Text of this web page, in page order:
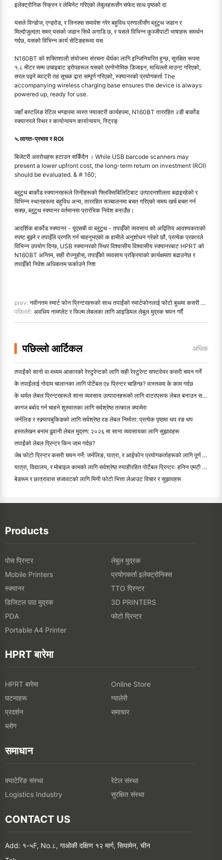
इलेक्ट्रोनिक स्क्रिन र लेमिनेट गरिएको लेबुलहरूसँग सफेद साथ पृष्ठको दा
यसले विन्डोज, एन्ड्रोड, र लिनक्स समावेश गरेर बहुविध प्रणालीसँग ब्लुटुथ जडान र
मिल्दोजुल्दता समर् यसको जडान सिधै अगाडि छ, र यसले विभिन्न कुञ्जीपाटी भाषाहरू समर्थन
गर्दछ, यसको विभिन्न कार्य सेटिङहरूमा यस
N160BT को शक्तिशाली संयोजना संरचना धैर्यका लागि इन्जिनियरित हुन्छ, सुरक्षित रूपमा
१.८ मीटर सम्म उचाइबाट ड्रोपहरूल यसको एरगोनोमिक डिजाइन, माथिल्लो माउन्ट गरिएको,
सरल पढ्ने ब्याट्री तह सूचक द्वारा सम्पूर्ण गरिएको, स्क्यानरको प्रयोगकर्ता The
accompanying wireless charging base ensures the device is always
powered up, ready for use.
जहाँ बस्टलिङ रेटिल भण्डारमा व्यस्त फ्याक्टरी कार्यहपमा, N160BT ताररहित २डी बार्कोड
स्क्यानरले स्थिर र कार्यान्वयन कार्यान्वयन, स्ट्रिङ्
५.लागत-प्रभाव र ROI
बिजेटरी अवरोधहरू हटाउन सकिँदैन । While USB barcode scanners may
present a lower upfront cost, the long-term return on investment (ROI)
should be evaluated. & # 160;
ब्लुटुथ बार्कोड स्क्यानरहरूले तिनीहरूको फ्लिक्सिबिलिटिबाट उत्पादनशीलता बढाइरहेको र
विभिन्न स्थानहरूमा बहुविध अन्य, ताररहित सञ्चालनमा बचत गरिएको समय खर्च बचत गर्न
सक्छ, ब्लुटुथ स्क्यानर वर्तमानमा प्रारंभिक निवेश बनाउँछ।
आदर्शिक बार्कोड स्क्यानर - यूएसबी वा ब्लुटुथ - तपाईँको व्यवसाय को अद्वितिय आवश्यकताको
स्पष्ट बुझ्ने र तपाईँले प्रगति गर्न चाहनुभएको क हामीले अनुशोधन गरेको छौं, प्रत्येक प्रकारले
विभिन्न उपयोग दिन्छ, USB स्क्यानरको स्थिर विश्वासीय विश्वासीय स्क्यानरबाट HPRT को
N160BT अन्तिम, सही रोज्नुहोस्, तपाईँको व्यवसाय प्रक्रियाको कार्यक्षमता बढाउनेछ र
तपाईँको निवेश अधिकतम फर्काउने निश
prev: नवीनतम स्मार्ट फोन प्रिन्टरहरूको साथ तपाईंको स्मार्टफोनलाई फोटो बुथमा कसरी परिवर्तन गर्ने
पछिल्लो: अवधिय नामप्लेट र फिल्म लेबलका लागि आइडियल लेबुल मुद्रक चयन गर्दै
पछिल्लो आर्टिकल अधिक
तपाईंको सानो वा मध्यम आकारको रेस्टुरेन्टको लागि सही रेस्टुरेन्ट सफ्टवेयर कसरी चयन गर्ने
के तपाईंलाई गोदाम चालानका लागि पोर्टेबल ए४ प्रिन्टर चाहिन्छ? वास्तवमा के काम गर्दछ
के थर्मल लेबल प्रिन्टरहरूले साना व्यवसाय उत्पादनहरूको लागि वाटरप्रूफ लेबल बनाउन सक्छन्?
कागज बर्बाद गर्न चाहने शुरुवातका लागि सर्वश्रेष्ठ तत्काल क्यामेरा
जर्नलिङ र स्क्र्यापबुकिङको लागि सर्वश्रेष्ठ रङ लेबल निर्माता: प्रत्येक पृष्ठमा थप रङ थप
हस्तलेखन बनाम ढुवानी लेबल मुद्रण: २०२६ मा साना व्यवसायका लागि सुझावहरू
तपाईंको लेबल प्रिन्टर किन जाम गर्दछ?
जेब फोटो प्रिन्टर कसरी चयन गर्ने: जर्नलिङ, यात्रा, र आईफोन प्रयोगकर्ताहरूको लागि पूर्ण गाइड
यात्रा, विद्यालय, र मोबाइल कामको लागि सर्वश्रेष्ठ स्याहीरहित पोर्टेबल प्रिन्टरः हनिन एमटी ६२० प्रो सम
बेडरूम र छात्रावास सजावटको लागि मिनी फोटो भित्ता लेआउट विचार र सुझावहरू
Products
पोस प्रिन्टर
लेबुल मुद्रक
Mobile Printers
प्रयोगकर्ता इलेक्ट्रोनिक्स
स्क्यानर
TTO प्रिन्टर
डिजिटल पाठ मुद्रक
3D PRINTERS
PDA
फोटो प्रिन्टर
Portable A4 Printer
HPRT बारेमा
HPRT बारेमा
Online Store
घटनाहरू
ग्यालेरी
प्रदर्शन
समाचार
ब्लोग
समाधान
क्याटेरिङ संस्था
रेटेल संस्था
Logistics Industry
सुरक्षित संस्था
CONTACT US
Add: १-५F, No.८, गाओकी दक्षिण १२ मार्ग, सियामेन, चीन